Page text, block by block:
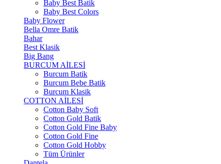
Baby Best Batik
Baby Best Colors
Baby Flower
Bella Omre Batik
Bahar
Best Klasik
Big Bang
BURCUM AİLESİ
Burcum Batik
Burcum Bebe Batik
Burcum Klasik
COTTON AİLESİ
Cotton Baby Soft
Cotton Gold Batik
Cotton Gold Fine Baby
Cotton Gold Fine
Cotton Gold Hobby
Tüm Ürünler